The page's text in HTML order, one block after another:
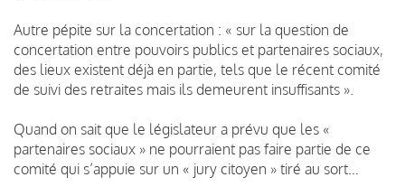
Autre pépite sur la concertation : « sur la question de
concertation entre pouvoirs publics et partenaires sociaux,
des lieux existent déjà en partie, tels que le récent comité
de suivi des retraites mais ils demeurent insuffisants ».
Quand on sait que le législateur a prévu que les «
partenaires sociaux » ne pourraient pas faire partie de ce
comité qui s’appuie sur un « jury citoyen » tiré au sort…